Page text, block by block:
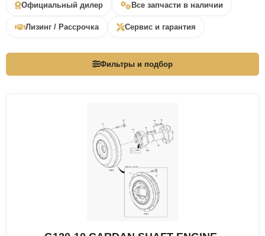
Официальный дилер Все запчасти в наличии
Лизинг / Рассрочка Сервис и гарантия
Фильтры и подбор